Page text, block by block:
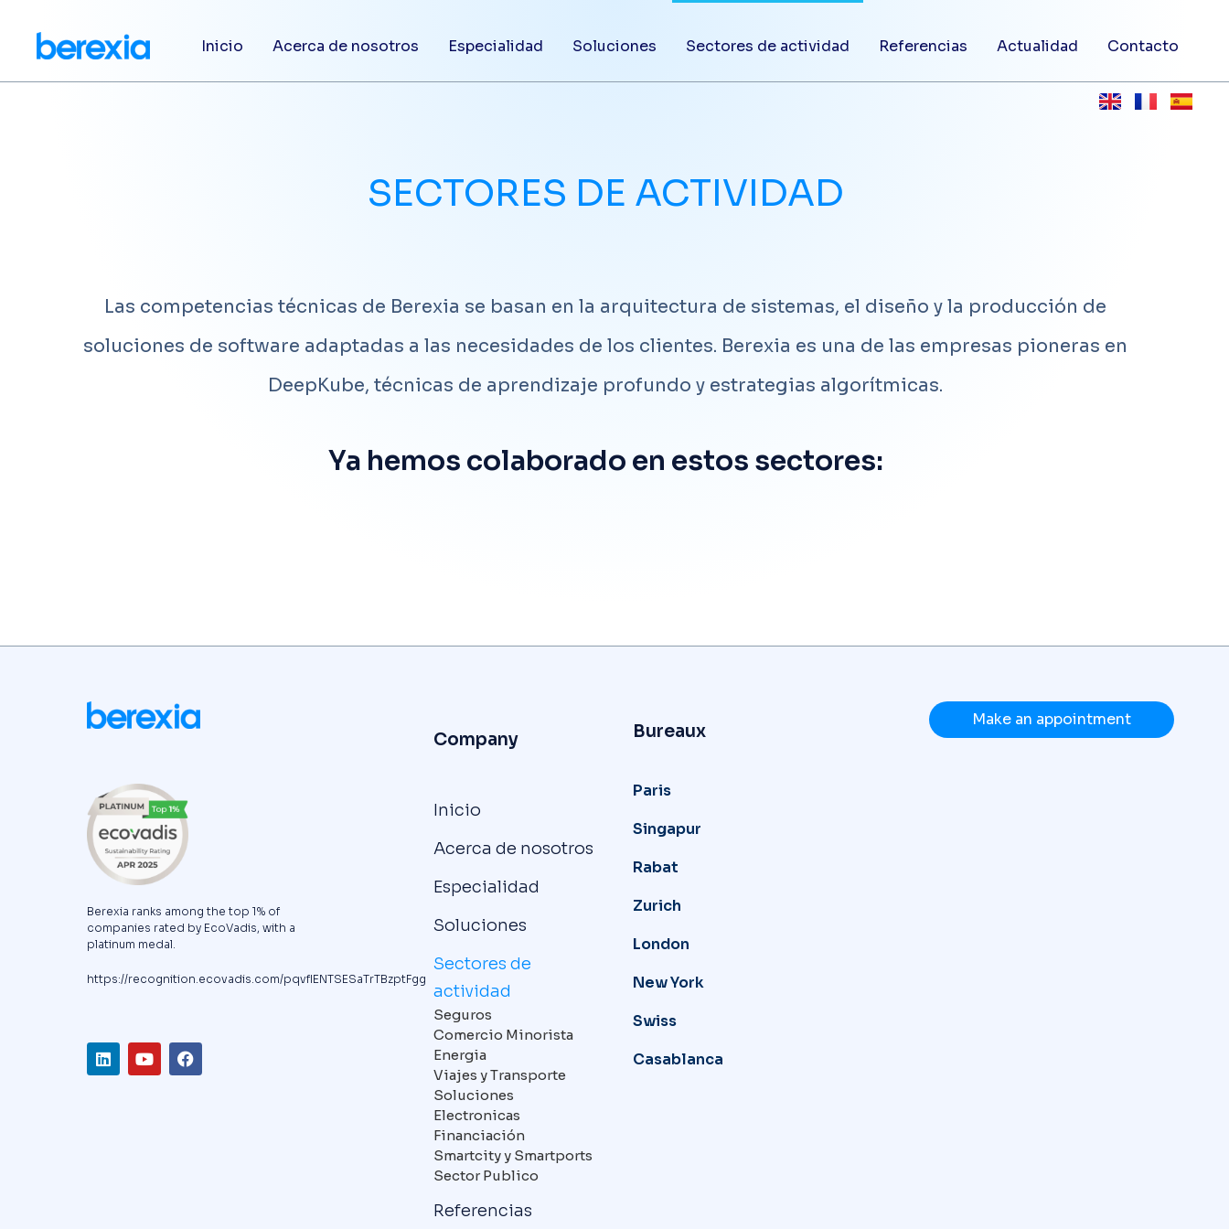
Inicio Acerca de nosotros Especialidad Soluciones Sectores de actividad Referencias Actualidad Contacto
SECTORES DE ACTIVIDAD
Las competencias técnicas de Berexia se basan en la arquitectura de sistemas, el diseño y la producción de
soluciones de software adaptadas a las necesidades de los clientes. Berexia es una de las empresas pioneras en
DeepKube, técnicas de aprendizaje profundo y estrategias algorítmicas.
Ya hemos colaborado en estos sectores:
Berexia ranks among the top 1% of
companies rated by EcoVadis, with a
platinum medal.
https://recognition.ecovadis.com/pqvfIENTSESaTrTBzptFgg
Company
Inicio
Acerca de nosotros
Especialidad
Soluciones
Sectores de
actividad
Seguros
Comercio Minorista
Energia
Viajes y Transporte
Soluciones
Electronicas
Financiación
Smartcity y Smartports
Sector Publico
Referencias
Bureaux
Paris
Singapur
Rabat
Zurich
London
New York
Swiss
Casablanca
Make an appointment